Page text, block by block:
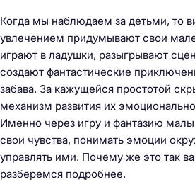
Когда мы наблюдаем за детьми, то
увлечением придумывают свои
играют в ладушки, разыгрывают
создают фантастические
забава. За кажущейся простотой
механизм развития их
Именно через игру и фантазию
свои чувства, понимать эмоции
управлять ими. Почему же это так
разберемся подробнее.